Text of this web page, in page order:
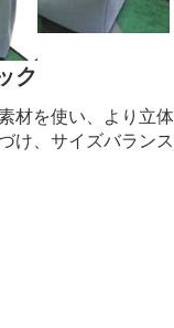
ク
材を使い、より立
け、サイズバラン